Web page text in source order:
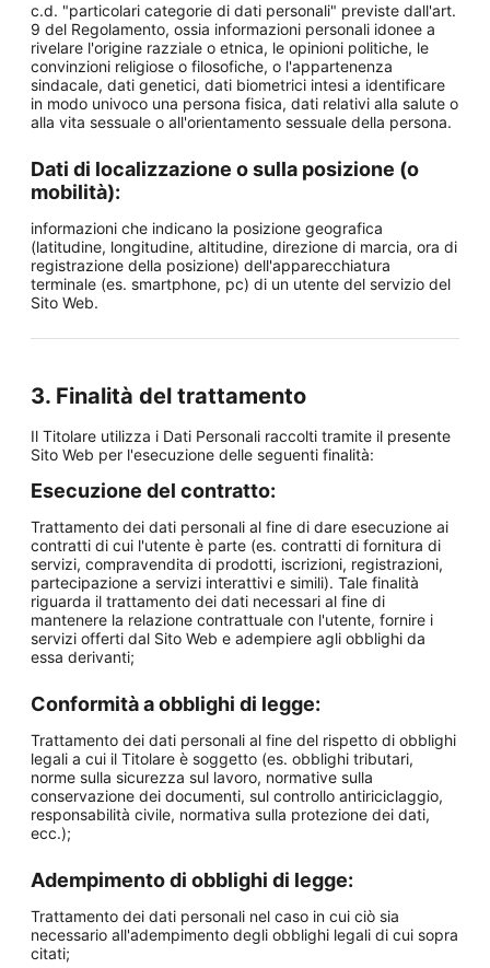
c.d. "particolari categorie di dati personali" previste dall'art.
9 del Regolamento, ossia informazioni personali idonee a
rivelare l'origine razziale o etnica, le opinioni politiche, le
convinzioni religiose o filosofiche, o l'appartenenza
sindacale, dati genetici, dati biometrici intesi a identificare
in modo univoco una persona fisica, dati relativi alla salute o
alla vita sessuale o all'orientamento sessuale della persona.
Dati di localizzazione o sulla posizione (o
mobilità):
informazioni che indicano la posizione geografica
(latitudine, longitudine, altitudine, direzione di marcia, ora di
registrazione della posizione) dell'apparecchiatura
terminale (es. smartphone, pc) di un utente del servizio del
Sito Web.
3. Finalità del trattamento
Il Titolare utilizza i Dati Personali raccolti tramite il presente
Sito Web per l'esecuzione delle seguenti finalità:
Esecuzione del contratto:
Trattamento dei dati personali al fine di dare esecuzione ai
contratti di cui l'utente è parte (es. contratti di fornitura di
servizi, compravendita di prodotti, iscrizioni, registrazioni,
partecipazione a servizi interattivi e simili). Tale finalità
riguarda il trattamento dei dati necessari al fine di
mantenere la relazione contrattuale con l'utente, fornire i
servizi offerti dal Sito Web e adempiere agli obblighi da
essa derivanti;
Conformità a obblighi di legge:
Trattamento dei dati personali al fine del rispetto di obblighi
legali a cui il Titolare è soggetto (es. obblighi tributari,
norme sulla sicurezza sul lavoro, normative sulla
conservazione dei documenti, sul controllo antiriciclaggio,
responsabilità civile, normativa sulla protezione dei dati,
ecc.);
Adempimento di obblighi di legge:
Trattamento dei dati personali nel caso in cui ciò sia
necessario all'adempimento degli obblighi legali di cui sopra
citati;